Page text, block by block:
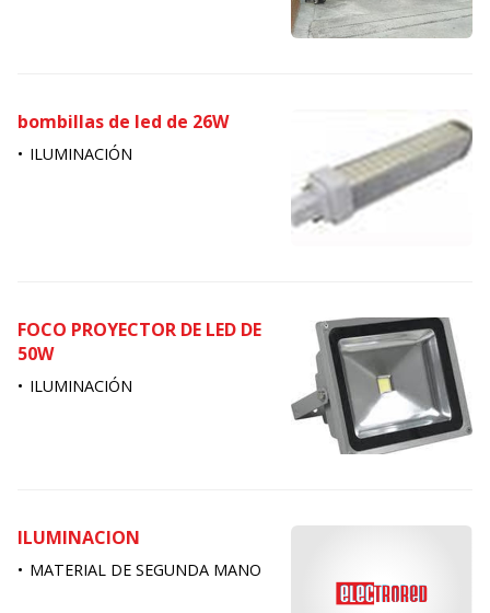
bombillas de led de 26W
ILUMINACIÓN
FOCO PROYECTOR DE LED DE
50W
ILUMINACIÓN
ILUMINACION
MATERIAL DE SEGUNDA MANO